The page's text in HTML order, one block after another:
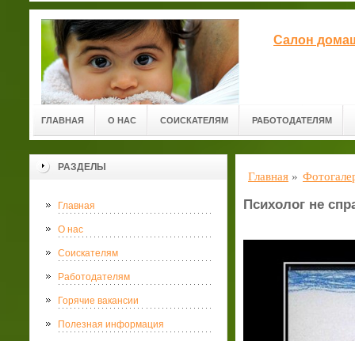
Салон
ГЛАВНАЯ О НАС СОИСКАТЕЛЯМ РАБОТОДАТЕЛЯМ
РАЗДЕЛЫ
Главная
О нас
Соискателям
Работодателям
Горячие вакансии
Полезная информация
Главная »
Психолог не